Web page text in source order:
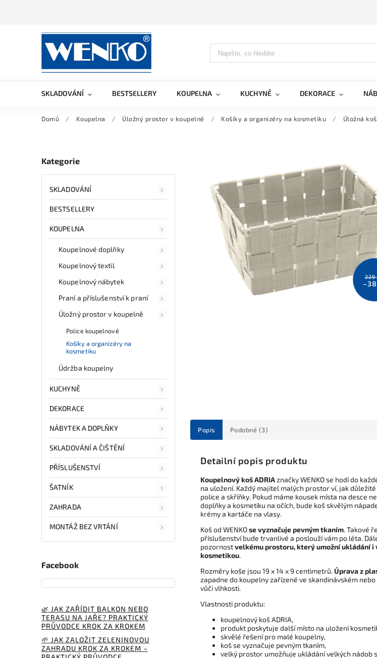
SKLADOVÁNÍ BESTSELLERY KOUPELNA KUCHYNĚ DEKORACE
Domů / Koupelna / Úložný prostor v koupelně / Košíky a organizéry na kosmetiku / Úložná
Kategorie
SKLADOVÁNÍ
BESTSELLERY
KOUPELNA
Koupelnové doplňky
Koupelnový textil
Koupelnový nábytek
Praní a příslušenství k praní
Úložný prostor v koupelně
Police koupelnové
Košíky a organizéry na
kosmetiku
Údržba koupelny
KUCHYNĚ
DEKORACE
NÁBYTEK A DOPLŇKY
SKLADOVÁNÍ A ČIŠTĚNÍ
PŘÍSLUŠENSTVÍ
ŠATNÍK
ZAHRADA
MONTÁŽ BEZ VRTÁNÍ
Facebook
🌿 JAK ZAŘÍDIT BALKON NEBO
TERASU NA JAŘE? PRAKTICKÝ
PRŮVODCE KROK ZA KROKEM
🌱 JAK ZALOŽIT ZELENINOVOU
ZAHRADU KROK ZA KROKEM –
229
Popis Podobné (3)
Detailní popis produktu
Koupelnový koš ADRIAznačky WENKO se hodí do
na uložení. Každý majitel malých prostor ví, jak
police a skříňky. Pokud máme kousek místa na desce
doplňky a kosmetiku na očích, bude koš skvělým
krémy a kartáče na vlasy.
Koš od WENKOse vyznačuje pevným tkaním. Takové
příslušenství bude trvanlivé a poslouží vám po léta.
pozornostvelkému prostoru, který umožní ukládání i
kosmetikou.
Rozměry koše jsou 19 x 14 x 9 centimetrů.Úprava z
zapadne do koupelny zařízené ve skandinávském
vůči vlhkosti.
Vlastnosti produktu:
koupelnový koš ADRIA,
produkt poskytuje další místo na uložení
skvělé řešení pro malé koupelny,
koš se vyznačuje pevným tkaním,
velký prostor umožňuje ukládání velkých nádob